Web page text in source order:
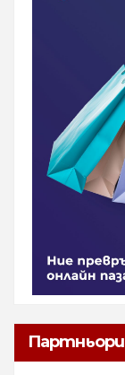
Партньори